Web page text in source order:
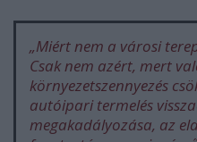
„Miért nem a városi
Csak nem azért, mert
környezetszennyezés
autóipari termelés
megakadályozása, az